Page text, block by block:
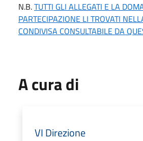
N.B.TUTTI GLI ALLEGATI E LA
PARTECIPAZIONE LI TROVATI
CONDIVISA CONSULTABILE DA
A cura di
VI Direzione